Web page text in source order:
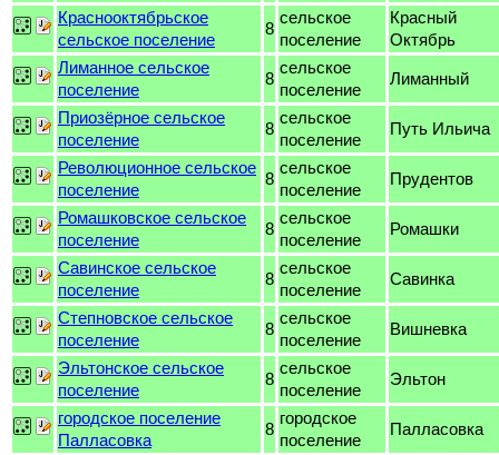
Краснооктябрьское
сельское поселение
8
сельское
поселение
Красный
Октябрь
Лиманное сельское
поселение
8
сельское
поселение
Лиманный
Приозёрное сельское
поселение
8
сельское
поселение
Путь Ильича
Революционное сельское
поселение
8
сельское
поселение
Прудентов
Ромашковское сельское
поселение
8
сельское
поселение
Ромашки
Савинское сельское
поселение
8
сельское
поселение
Савинка
Степновское сельское
поселение
8
сельское
поселение
Вишневка
Эльтонское сельское
поселение
8
сельское
поселение
Эльтон
городское поселение
Палласовка
8
городское
поселение
Палласовка